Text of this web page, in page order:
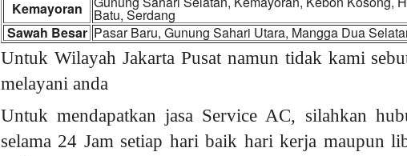
Kemayoran
Batu, Serdang
Sawah Besar Pasar Baru, Gunung Sahari Utara, Mangga Dua
Untuk Wilayah Jakarta Pusat namun tidak kami
melayani anda
Untuk mendapatkan jasa Service AC, silahkan
selama 24 Jam setiap hari baik hari kerja maupun